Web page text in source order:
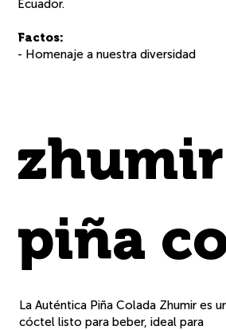
Ecuador.
Factos:
- Homenaje a nuestra diversidad
ver
rec
zhumir
piña
La Auténtica Piña Colada Zhumir es
cóctel listo para beber, ideal para